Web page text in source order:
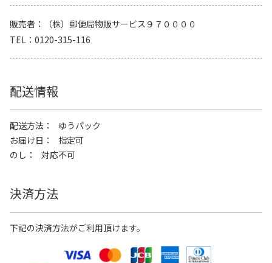
販売者
（株）郵便局物販サービス９７００００
TEL
0120-315-116
配送情報
配送方法
ゆうパック
お届け日
指定可
のし
対応不可
決済方法
下記の決済方法がご利用頂けます。